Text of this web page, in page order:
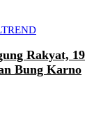
TREND
Rakyat, 19
Bung Karno